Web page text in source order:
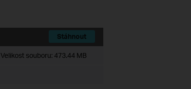
Stáhnout
Velikost souboru: 473.44 MB